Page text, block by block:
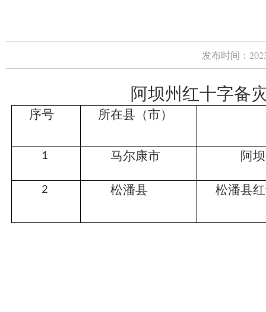
发布时间：
阿坝州红十字备灾中
序号 所在县（市）
1 马尔康市 阿
2 松潘县 松潘县